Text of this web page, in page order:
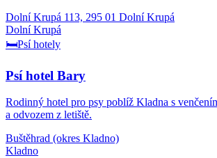
Dolní Krupá 113, 295 01 Dolní Krupá
Dolní Krupá
🛏️Psí hotely
Psí hotel Bary
Rodinný hotel pro psy poblíž Kladna s
a odvozem z letiště.
Buštěhrad (okres Kladno)
Kladno